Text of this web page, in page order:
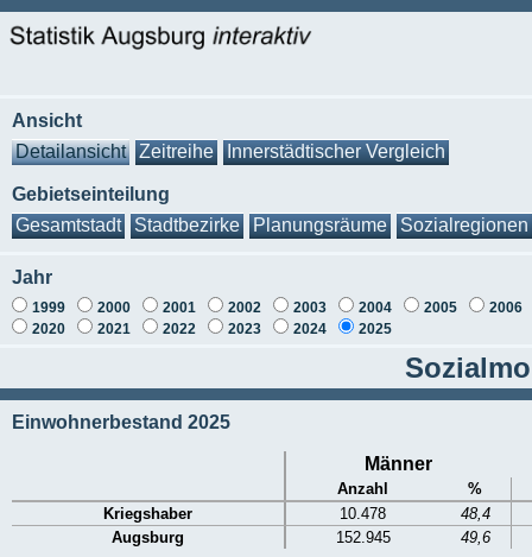
Ansicht
Detailansicht
Zeitreihe Innerstädtischer Vergleich
Gebietseinteilung
Gesamtstadt
Stadtbezirke Planungsräume Sozialregionen
Jahr
1999 2000 2001 2002 2003 2004 2005
2006
2020
2021 2022 2023 2024 2025
Einwohnerbestand 2025
Männer
Anzahl
%
Kriegshaber
10.478
48,4
Augsburg
152.945 49,6